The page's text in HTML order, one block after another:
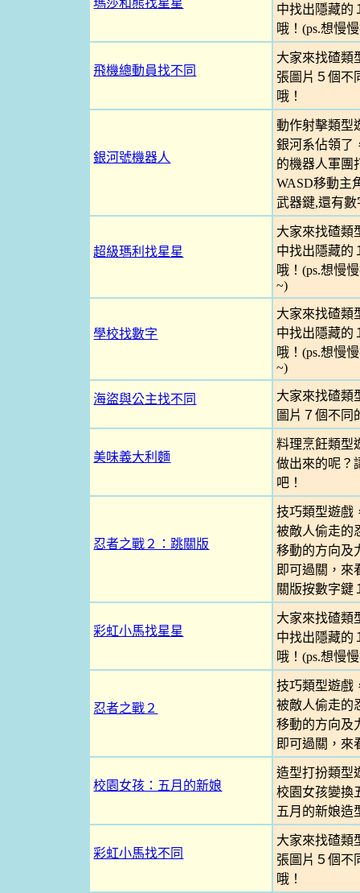
瑪莎和熊找星星
中找出隱藏的
哦！(ps.想慢
飛機總動員找不同
大家來找碴類
張圖片５個不
哦！
銀河號機器人
動作射擊類型
銀河系佔領了
的機器人軍團
WASD移動主
武器鍵,還有數
超級瑪利找星星
大家來找碴類
中找出隱藏的
哦！(ps.想慢
~)
學校找數字
大家來找碴類
中找出隱藏的
哦！(ps.想慢
~)
海盜與公主找不同
大家來找碴類
圖片７個不同
美味義大利麵
料理烹飪類型
做出來的呢？
吧！
忍者之戰２：跳關版
技巧類型遊戲
被敵人偷走的
移動的方向及
即可過關，來
關版按數字鍵
彩虹小馬找星星
大家來找碴類
中找出隱藏的
哦！(ps.想慢
忍者之戰２
技巧類型遊戲
被敵人偷走的
移動的方向及
即可過關，來
校園女孩：五月的新娘
造型打扮類型
校園女孩變換
五月的新娘造
彩虹小馬找不同
大家來找碴類
張圖片５個不
哦！